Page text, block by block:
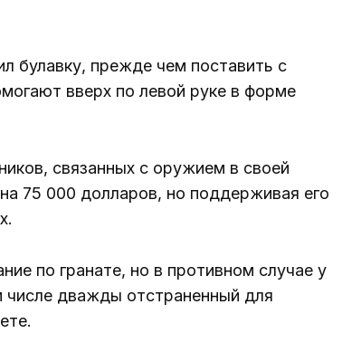
булавку, прежде чем поставить с
вверх по левой руке в форме
связанных с оружием в своей
75 000 долларов, но поддерживая его
по гранате, но в противном случае у
числе дважды отстраненный для